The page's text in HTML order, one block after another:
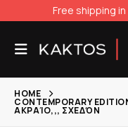
Free shipping
HOME
CONTEMPORARY
ΑΚΡΑΊΟ,,, ΣΧΕΔΌΝ